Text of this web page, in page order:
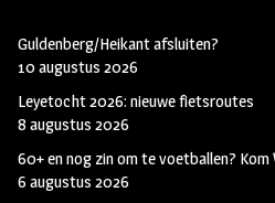
Guldenberg/Heikant afsluiten?
10 augustus 2026
Leyetocht 2026: nieuwe fietsroutes
8 augustus 2026
60+ en nog zin om te voetballen?
6 augustus 2026